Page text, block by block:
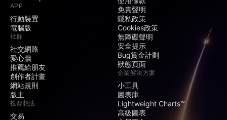
APP
行動裝置
電腦版
社群
社交網路
愛心牆
推薦給朋友
創作者計畫
網站規則
版主
投資想法
交易
免責聲明
隱私政策
Cookies政策
無障礙聲明
安全提示
Bug賞金計劃
狀態頁面
企業解決方案
小工具
圖表庫
Lightweight Charts™
高級圖表